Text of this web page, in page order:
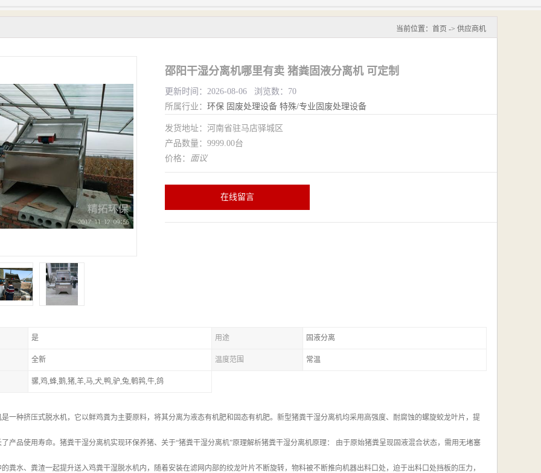
当前位置： 首页 -> 供应商机
邵阳干湿分离机哪里有卖 猪粪固液分离机 可定制
更新时间：2026-08-06 浏览数：70
所属行业： 环保 固废处理设备 特殊/专业固废处理设备
发货地址：河南省驻马店驿城区
产品数量：9999.00台
价格： 面议
在线留言
是 用途 固液分离
全新 温度范围 常温
骡,鸡,蜂,鹅,猪,羊,马,犬,鸭,驴,兔,鹌鹑,牛,鸽
一种挤压式脱水机，它以鲜鸡粪为主要原料，将其分离为液态有机肥和固态有机肥。新型猪粪干湿分离机均采用高强度、耐腐蚀的螺旋蛟龙叶片，提
产品使用寿命。猪粪干湿分离机实现环保养猪、关于“猪粪干湿分离机”原理解析猪粪干湿分离机原理： 由于原始猪粪呈现固液混合状态，需用无堵塞
粪水、粪渣一起提升送入鸡粪干湿脱水机内，随着安装在滤网内部的绞龙叶片不断旋转，物料被不断推向机器出料口处，迫于出料口处挡板的压力，